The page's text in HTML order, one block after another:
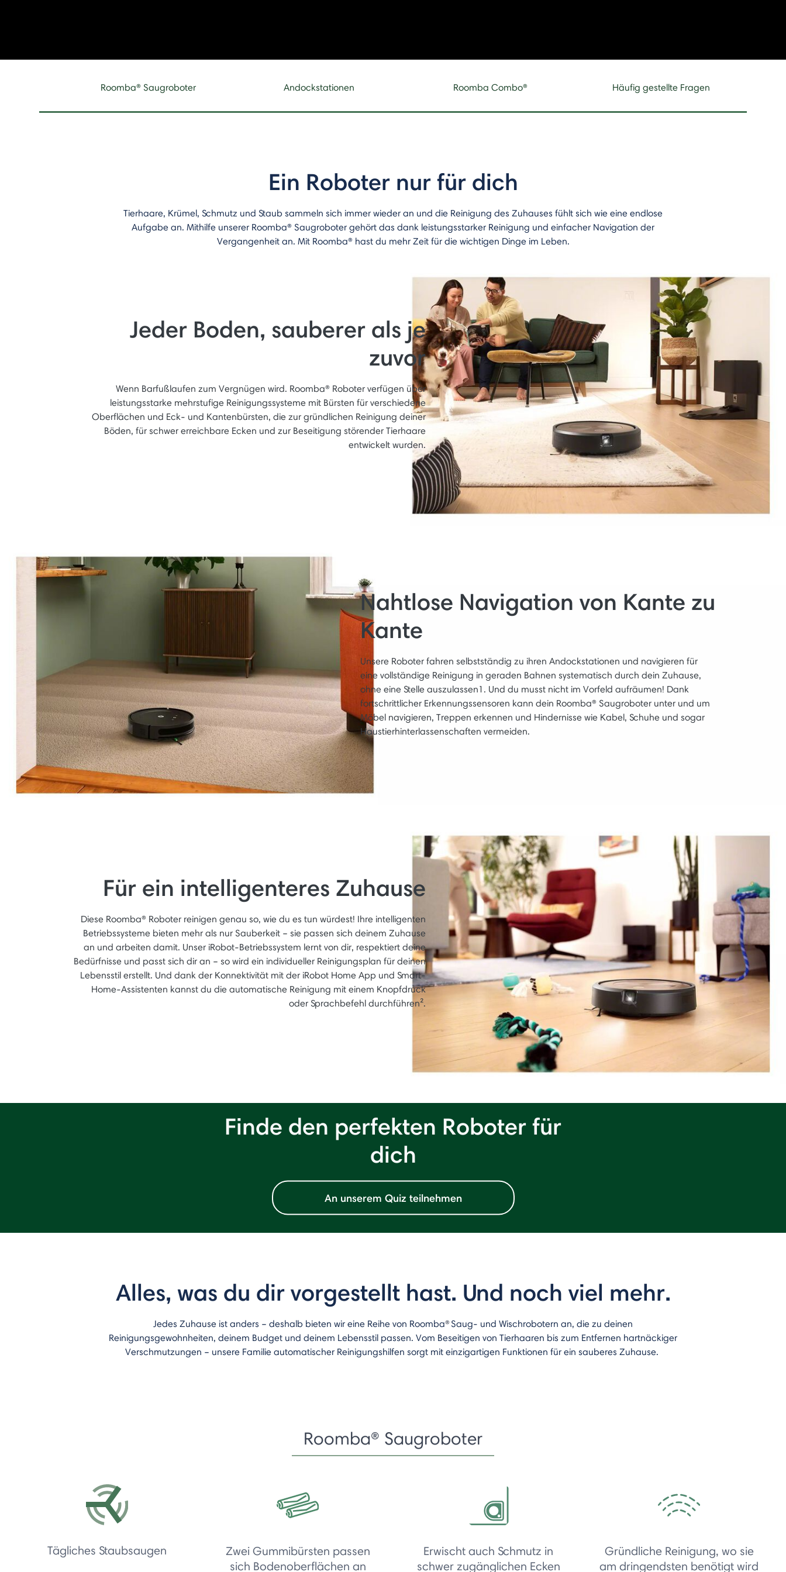
Roomba® Saugroboter Andockstationen Roomba Combo® Häufig gestellte Fragen
Ein Roboter nur für dich
Tierhaare, Krümel, Schmutz und Staub sammeln sich immer wieder an und die Reinigung des Zuhauses fühlt sich wie eine endlose
Aufgabe an.​ Mithilfe unserer Roomba® Saugroboter gehört das dank leistungsstarker Reinigung und einfacher Navigation der
Vergangenheit an. Mit Roomba® hast du mehr Zeit für die wichtigen Dinge im Leben.
Jeder Boden, sauberer als je
zuvor
Wenn Barfußlaufen zum Vergnügen wird. Roomba® Roboter verfügen über
leistungsstarke mehrstufige Reinigungssysteme mit Bürsten für verschiedene
Oberflächen und Eck- und Kantenbürsten, die zur gründlichen Reinigung deiner
Böden, für schwer erreichbare Ecken und zur Beseitigung störender Tierhaare
entwickelt wurden.
Nahtlose Navigation von Kante zu
Kante
Unsere Roboter fahren selbstständig zu ihren Andockstationen und navigieren für
eine vollständige Reinigung in geraden Bahnen systematisch durch dein Zuhause,
ohne eine Stelle auszulassen1. Und du musst nicht im Vorfeld aufräumen! Dank
fortschrittlicher Erkennungssensoren kann dein Roomba® Saugroboter unter und um
Möbel navigieren, Treppen erkennen und Hindernisse wie Kabel, Schuhe und sogar
Haustierhinterlassenschaften vermeiden.
Für ein intelligenteres Zuhause
Diese Roomba® Roboter reinigen genau so, wie du es tun würdest! Ihre intelligenten
Betriebssysteme bieten mehr als nur Sauberkeit – sie passen sich deinem Zuhause
an und arbeiten damit. Unser iRobot-Betriebssystem lernt von dir, respektiert deine
Bedürfnisse und passt sich dir an – so wird ein individueller Reinigungsplan für deinen
Lebensstil erstellt. Und dank der Konnektivität mit der iRobot Home App und Smart-
Home-Assistenten kannst du die automatische Reinigung mit einem Knopfdruck
oder Sprachbefehl durchführen².
Finde den perfekten Roboter für
dich
An unserem Quiz teilnehmen
Alles, was du dir vorgestellt hast. Und noch viel mehr.
Jedes Zuhause ist anders – deshalb bieten wir eine Reihe von Roomba®Saug- und Wischrobotern an, die zu deinen
Reinigungsgewohnheiten, deinem Budget und deinem Lebensstil passen. Vom Beseitigen von Tierhaaren bis zum Entfernen hartnäckiger
Verschmutzungen – unsere Familie automatischer Reinigungshilfen sorgt mit einzigartigen Funktionen für ein sauberes Zuhause.
Roomba® Saugroboter
Tägliches Staubsaugen
Zwei Gummibürsten passen
sich Bodenoberflächen an
Erwischt auch Schmutz in
schwer zugänglichen Ecken
Gründliche Reinigung, wo sie
am dringendsten benötigt wird